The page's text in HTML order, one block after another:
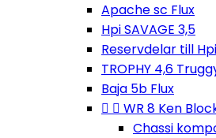
Apache sc Flux
Hpi SAVAGE 3,5
Reservdelar till
TROPHY 4,6
Baja 5b Flux
  WR 8 Ken
Chassi